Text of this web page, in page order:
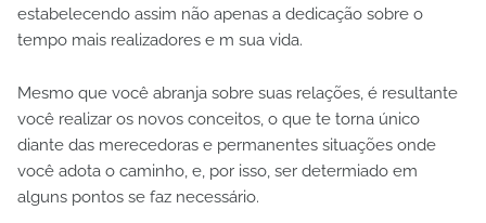
estabelecendo assim não apenas a dedicação sobre o
tempo mais realizadores e m sua vida.
Mesmo que você abranja sobre suas relações, é resultante
você realizar os novos conceitos, o que te torna único
diante das merecedoras e permanentes situações onde
você adota o caminho, e, por isso, ser determiado em
alguns pontos se faz necessário.